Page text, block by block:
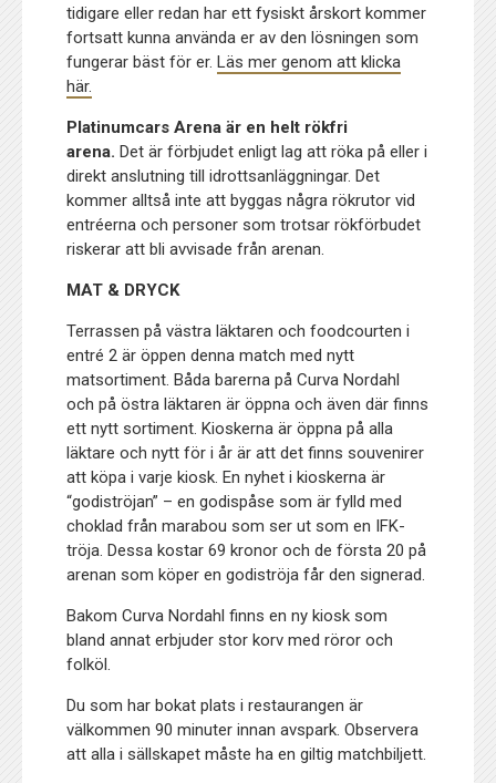
tidigare eller redan har ett fysiskt årskort kommer
fortsatt kunna använda er av den lösningen som
fungerar bäst för er.Läs mer genom att klicka
här.
Platinumcars Arena är en helt rökfri
arena. Det är förbjudet enligt lag att röka på eller i
direkt anslutning till idrottsanläggningar. Det
kommer alltså inte att byggas några rökrutor vid
entréerna och personer som trotsar rökförbudet
riskerar att bli avvisade från arenan.
MAT & DRYCK
Terrassen på västra läktaren och foodcourten i
entré 2 är öppen denna match med nytt
matsortiment. Båda barerna på Curva Nordahl
och på östra läktaren är öppna och även där finns
ett nytt sortiment. Kioskerna är öppna på alla
läktare och nytt för i år är att det finns souvenirer
att köpa i varje kiosk. En nyhet i kioskerna är
“godiströjan” – en godispåse som är fylld med
choklad från marabou som ser ut som en IFK-
tröja. Dessa kostar 69 kronor och de första 20 på
arenan som köper en godiströja får den signerad.
Bakom Curva Nordahl finns en ny kiosk som
bland annat erbjuder stor korv med röror och
folköl.
Du som har bokat plats i restaurangen är
välkommen 90 minuter innan avspark. Observera
att alla i sällskapet måste ha en giltig matchbiljett.